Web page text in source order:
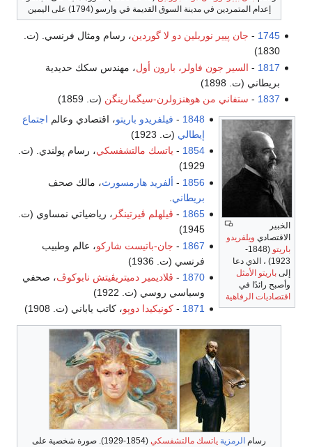
إعدام المتمردين في مدينة السوق القديمة في وارسو (1794) على اليمين
1745
- جان پيير نوربلين دو لا گوردين، رسام ومثال فرنسي. (ت.
1830)
1817
- السير جون فاولر، بارون أول، مهندس سكك حديدية
بريطاني (ت. 1898)
1837
- ستفاني من هوهنزولرن-سيگمارينگن (ت. 1859)
الخبير
الاقتصادي ويلفريدو
باريتو
(1848-
1923) ، الذي دعا
إلى باريتو الأمثل
وأصبح رائدًا في
اقتصاديات الرفاهية
رسام الرمزية ياتسك مالتشفسكي
(1854-1929). صورة شخصية على
1848
- فيلفريدو باريتو، اقتصادي وعالم اجتماع
إيطالي (ت. 1923)
1854
- ياتسك مالتشفسكي، رسام پولندي. (ت.
1929)
1856
- ألفريد هارمسورث، مالك صحف
بريطاني
1865
- ڤيلهلم ڤيرتينگر ، رياضياتي نمساوي (ت.
1945)
1867
- جان-باتيست شاركو، عالم وطبيب
فرنسي (ت. 1936)
1870
- ڤلاديمير دميتريڤيتش نابوكوڤ، صحفي
وسياسي روسي (ت. 1922)
1871
- كونيكيدا دوپو، كاتب ياباني (ت. 1908)